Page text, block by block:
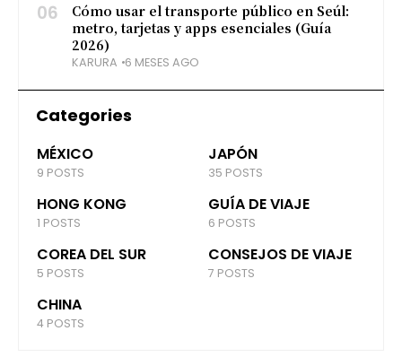
06
Cómo usar el transporte público en Seúl:
metro, tarjetas y apps esenciales (Guía
2026)
KARURA 6 MESES AGO
Categories
MÉXICO
9 POSTS
JAPÓN
35 POSTS
HONG KONG
1 POSTS
GUÍA DE VIAJE
6 POSTS
COREA DEL SUR
5 POSTS
CONSEJOS DE VIAJE
7 POSTS
CHINA
4 POSTS